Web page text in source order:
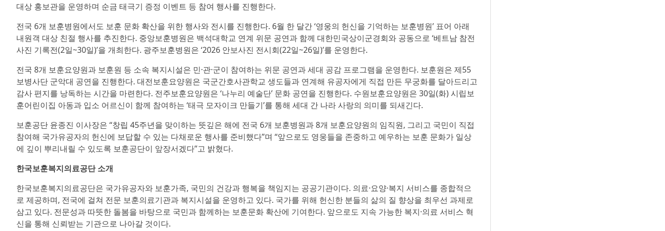
대상 홍보관을 운영하며 순금 태극기 증정 이벤트 등 참여 행사를 진행한다.
전국 6개 보훈병원에서도 보훈 문화 확산을 위한 행사와 전시를 진행한다. 6월 한 달간 ‘영웅의 헌신을 기억하는 보훈병원’ 표어 아래
내원객 대상 친절 행사를 추진한다. 중앙보훈병원은 백석대학교 연계 위문 공연과 함께 대한민국상이군경회와 공동으로 ‘베트남 참전
사진 기록전(2일~30일)’을 개최한다. 광주보훈병원은 ‘2026 안보사진 전시회(22일~26일)’를 운영한다.
전국 8개 보훈요양원과 보훈원 등 소속 복지시설은 민·관·군이 참여하는 위문 공연과 세대 공감 프로그램을 운영한다. 보훈원은 제55
보병사단 군악대 공연을 진행한다. 대전보훈요양원은 국군간호사관학교 생도들과 연계해 유공자에게 직접 만든 무궁화를 달아드리고
감사 편지를 낭독하는 시간을 마련한다. 전주보훈요양원은 ‘나누리 예술단’ 문화 공연을 진행한다. 수원보훈요양원은 30일(화) 시립보
훈어린이집 아동과 입소 어르신이 함께 참여하는 ‘태극 모자이크 만들기’를 통해 세대 간 나라 사랑의 의미를 되새긴다.
보훈공단 윤종진 이사장은 “창립 45주년을 맞이하는 뜻깊은 해에 전국 6개 보훈병원과 8개 보훈요양원의 임직원, 그리고 국민이 직접
참여해 국가유공자의 헌신에 보답할 수 있는 다채로운 행사를 준비했다”며 “앞으로도 영웅들을 존중하고 예우하는 보훈 문화가 일상
에 깊이 뿌리내릴 수 있도록 보훈공단이 앞장서겠다”고 밝혔다.
한국보훈복지의료공단 소개
한국보훈복지의료공단은 국가유공자와 보훈가족, 국민의 건강과 행복을 책임지는 공공기관이다. 의료·요양·복지 서비스를 종합적으
로 제공하며, 전국에 걸쳐 전문 보훈의료기관과 복지시설을 운영하고 있다. 국가를 위해 헌신한 분들의 삶의 질 향상을 최우선 과제로
삼고 있다. 전문성과 따뜻한 돌봄을 바탕으로 국민과 함께하는 보훈문화 확산에 기여한다. 앞으로도 지속 가능한 복지·의료 서비스 혁
신을 통해 신뢰받는 기관으로 나아갈 것이다.